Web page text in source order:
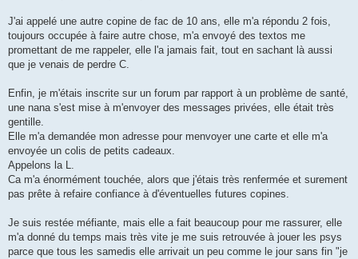
J'ai appelé une autre copine de fac de 10 ans, elle m'a répondu 2 fois,
toujours occupée à faire autre chose, m'a envoyé des textos me
promettant de me rappeler, elle l'a jamais fait, tout en sachant là aussi
que je venais de perdre C.
Enfin, je m'étais inscrite sur un forum par rapport à un problème de santé,
une nana s'est mise à m'envoyer des messages privées, elle était très
gentille.
Elle m'a demandée mon adresse pour menvoyer une carte et elle m'a
envoyée un colis de petits cadeaux.
Appelons la L.
Ca m'a énormément touchée, alors que j'étais très renfermée et surement
pas prête à refaire confiance à d'éventuelles futures copines.
Je suis restée méfiante, mais elle a fait beaucoup pour me rassurer, elle
m'a donné du temps mais très vite je me suis retrouvée à jouer les psys
parce que tous les samedis elle arrivait un peu comme le jour sans fin "je